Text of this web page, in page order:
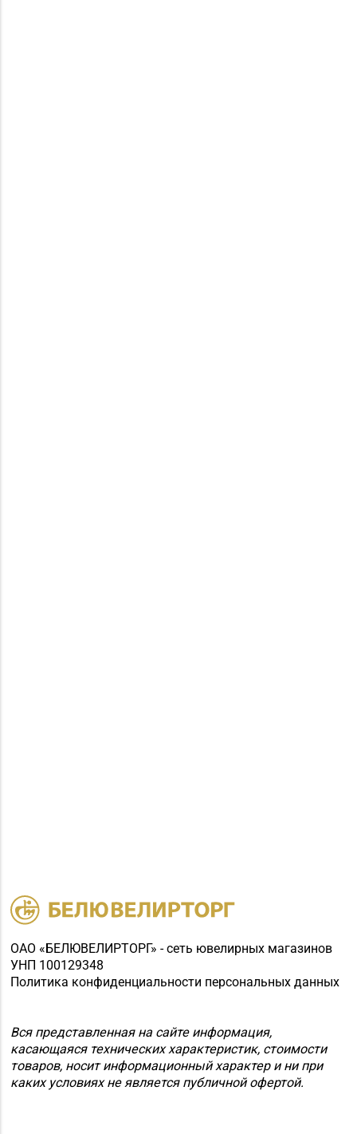
ОАО «БЕЛЮВЕЛИРТОРГ» - сеть ювелирных магазинов
УНП 100129348
Политика конфиденциальности персональных данных
Вся представленная на сайте информация,
касающаяся технических характеристик, стоимости
товаров, носит информационный характер и ни при
каких условиях не является публичной офертой.